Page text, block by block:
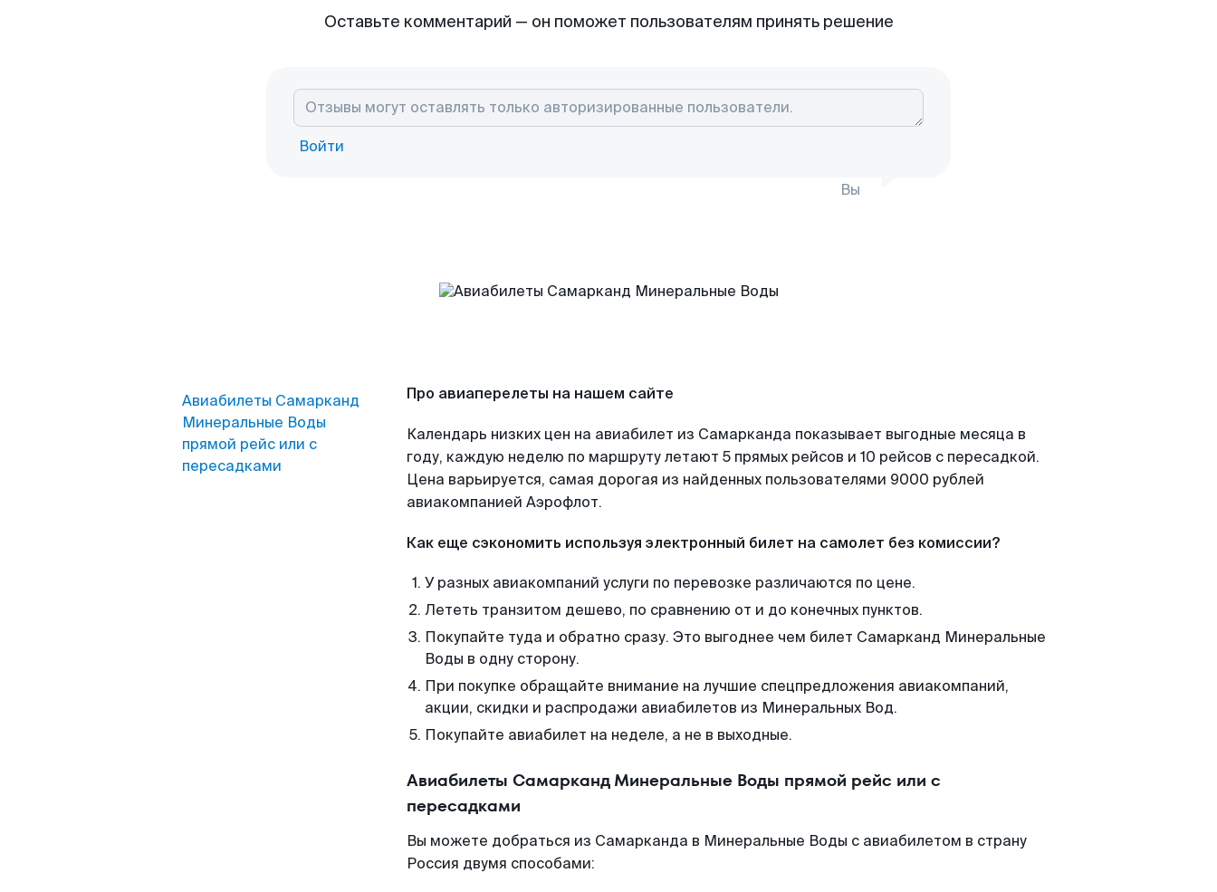
Оставьте комментарий — он поможет пользователям принять решение
Войти
Вы
Авиабилеты Самарканд
Минеральные Воды
прямой рейс или с
пересадками
Про авиаперелеты на нашем сайте
Календарь низких цен на авиабилет из Самарканда показывает выгодные месяца в
году, каждую неделю по маршруту летают 5 прямых рейсов и 10 рейсов с пересадкой.
Цена варьируется, самая дорогая из найденных пользователями 9000 рублей
авиакомпанией Аэрофлот.
Как еще сэкономить используя электронный билет на самолет без комиссии?
У разных авиакомпаний услуги по перевозке различаются по цене.
Лететь транзитом дешево, по сравнению от и до конечных пунктов.
Покупайте туда и обратно сразу. Это выгоднее чем билет Самарканд Минеральные
Воды в одну сторону.
При покупке обращайте внимание на лучшие спецпредложения авиакомпаний,
акции, скидки и распродажи авиабилетов из Минеральных Вод.
Покупайте авиабилет на неделе, а не в выходные.
Авиабилеты Самарканд Минеральные Воды прямой рейс или с
пересадками
Вы можете добраться из Самарканда в Минеральные Воды с авиабилетом в страну
Россия двумя способами: